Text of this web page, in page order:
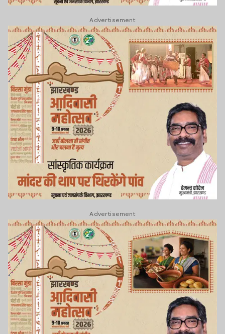
Advertisement
Advertisement